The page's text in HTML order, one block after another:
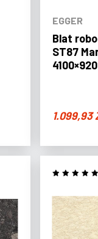
EGGER
Blat
ST87
1.099,93